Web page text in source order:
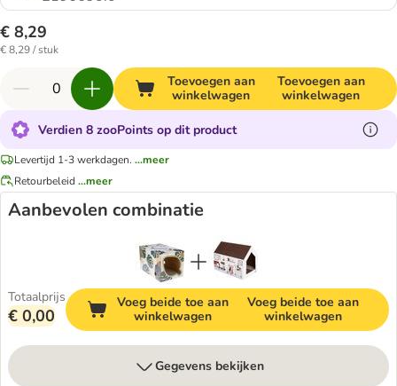
€ 8,29
€ 8,29 / stuk
Toevoegen aan
winkelwagen
Toevoegen aan
winkelwagen
Verdien 8 zooPoints op dit product
Levertijd 1-3 werkdagen. ...meer
Retourbeleid ...meer
Aanbevolen combinatie
Totaalprijs
€ 0,00
Voeg beide toe aan
winkelwagen
Voeg beide toe aan
winkelwagen
Gegevens bekijken